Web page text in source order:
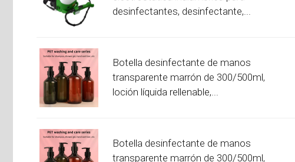
desinfectantes, desinfectante,...
Botella desinfectante de manos
transparente marrón de 300/500ml,
loción líquida rellenable,...
Botella desinfectante de manos
transparente marrón de 300/500ml,